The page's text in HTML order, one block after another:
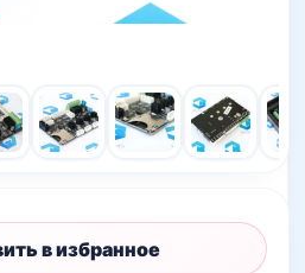
в избранное